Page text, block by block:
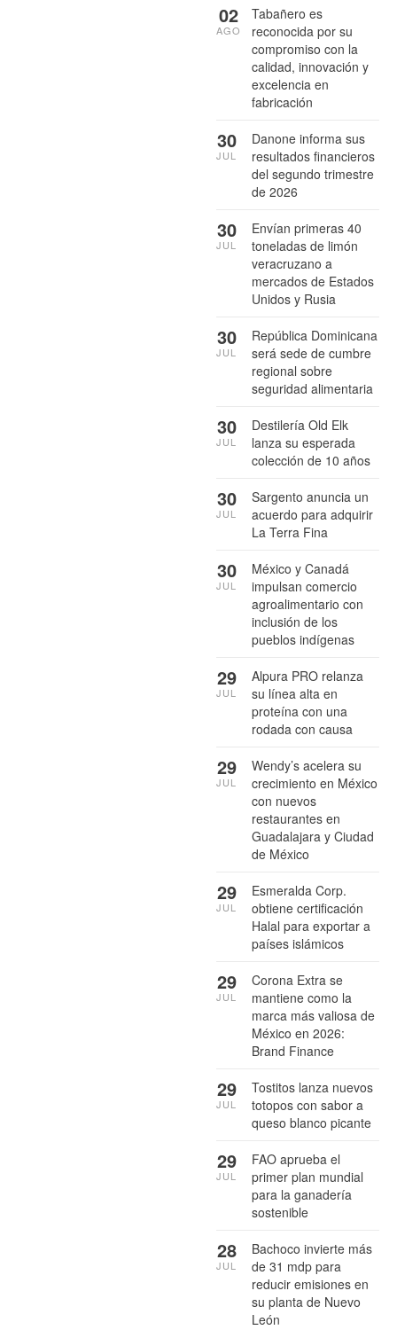
Tabañero es
reconocida por su
compromiso con la
calidad, innovación y
excelencia en
fabricación
02
AGO
Danone informa sus
resultados financieros
del segundo trimestre
de 2026
30
JUL
Envían primeras 40
toneladas de limón
veracruzano a
mercados de Estados
Unidos y Rusia
30
JUL
República Dominicana
será sede de cumbre
regional sobre
seguridad alimentaria
30
JUL
Destilería Old Elk
lanza su esperada
colección de 10 años
30
JUL
Sargento anuncia un
acuerdo para adquirir
La Terra Fina
30
JUL
México y Canadá
impulsan comercio
agroalimentario con
inclusión de los
pueblos indígenas
30
JUL
Alpura PRO relanza
su línea alta en
proteína con una
rodada con causa
29
JUL
Wendy’s acelera su
crecimiento en México
con nuevos
restaurantes en
Guadalajara y Ciudad
de México
29
JUL
Esmeralda Corp.
obtiene certificación
Halal para exportar a
países islámicos
29
JUL
Corona Extra se
mantiene como la
marca más valiosa de
México en 2026:
Brand Finance
29
JUL
Tostitos lanza nuevos
totopos con sabor a
queso blanco picante
29
JUL
FAO aprueba el
primer plan mundial
para la ganadería
sostenible
29
JUL
Bachoco invierte más
de 31 mdp para
reducir emisiones en
su planta de Nuevo
León
28
JUL